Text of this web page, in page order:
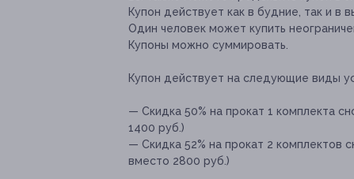
Купон действует как в будние, так и в
Один человек может купить
Купоны можно суммировать.
Купон действует на следующие виды
— Скидка 50% на прокат 1 комплекта
1400 руб.)
— Скидка 52% на прокат 2 комплектов
вместо 2800 руб.)